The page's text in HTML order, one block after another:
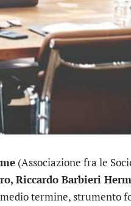
(Associazione fra le
Riccardo Barbieri
termine, strumento